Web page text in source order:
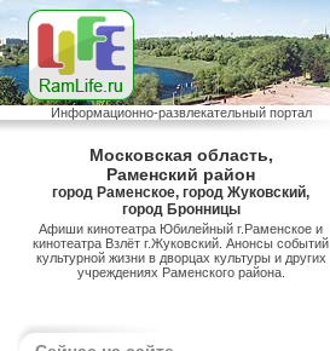
Информационно-развлекательный портал
Московская область,
Раменский район
город Раменское, город Жуковский,
город Бронницы
Афиши кинотеатра Юбилейный г.Раменское и
кинотеатра Взлёт г.Жуковский. Анонсы событий
культурной жизни в дворцах культуры и других
учреждениях Раменского района.